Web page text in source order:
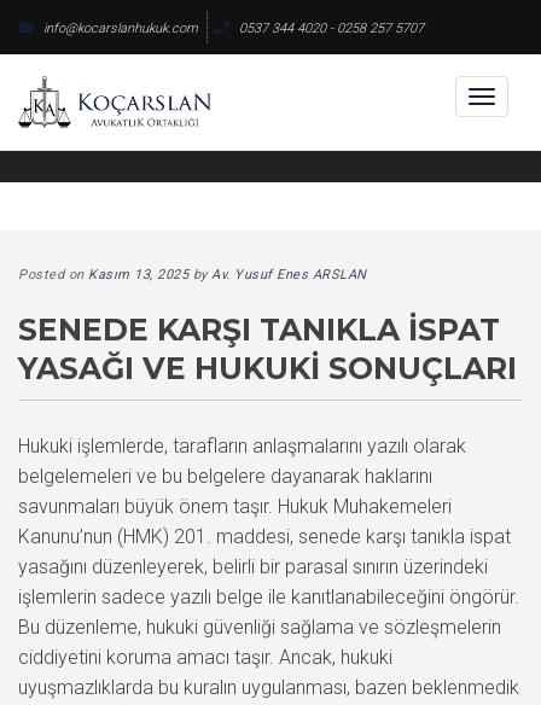
content
info@kocarslanhukuk.com 0537 344 4020 - 0258 257 5707
Posted on Kasım 13, 2025byAv. Yusuf Enes ARSLAN
SENEDE KARŞI TANIKLA İSPAT
YASAĞI VE HUKUKI SONUÇLARI
Hukuki işlemlerde, tarafların anlaşmalarını yazılı olarak
belgelemeleri ve bu belgelere dayanarak haklarını
savunmaları büyük önem taşır. Hukuk Muhakemeleri
Kanunu’nun (HMK) 201. maddesi, senede karşı tanıkla ispat
yasağını düzenleyerek, belirli bir parasal sınırın üzerindeki
işlemlerin sadece yazılı belge ile kanıtlanabileceğini öngörür.
Bu düzenleme, hukuki güvenliği sağlama ve sözleşmelerin
ciddiyetini koruma amacı taşır. Ancak, hukuki
uyuşmazlıklarda bu kuralın uygulanması, bazen beklenmedik